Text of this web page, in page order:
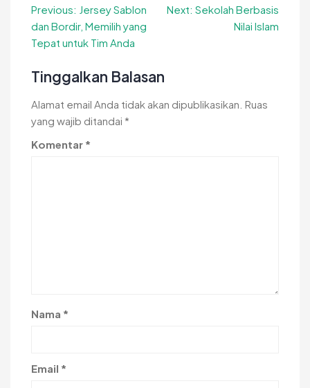
Navigasi
pos
Previous: Jersey Sablon
dan Bordir, Memilih yang
Tepat untuk Tim Anda
Next: Sekolah Berbasis
Nilai Islam
Tinggalkan Balasan
Alamat email Anda tidak akan dipublikasikan. Ruas
yang wajib ditandai *
Komentar *
Nama *
Email *